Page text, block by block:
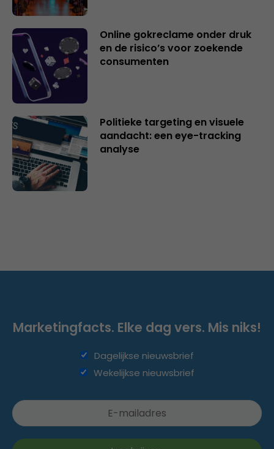
Online gokreclame onder druk
en de risico’s voor zoekende
consumenten
Politieke targeting en visuele
aandacht: een eye-tracking
analyse
Marketingfacts. Elke dag vers. Mis niks!
Dagelijkse nieuwsbrief
Wekelijkse nieuwsbrief